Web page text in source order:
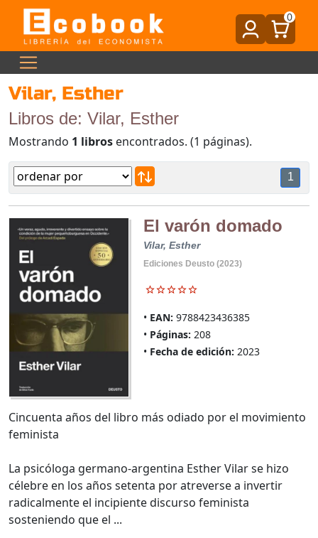
0
Vilar, Esther
Libros de: Vilar, Esther
Mostrando 1 libros encontrados. (1 páginas).
1
El varón domado
Vilar, Esther
Ediciones Deusto (2023)
EAN: 9788423436385
Páginas: 208
Fecha de edición: 2023
Cincuenta años del libro más odiado por el movimiento
feminista
La psicóloga germano-argentina Esther Vilar se hizo
célebre en los años setenta por atreverse a invertir
radicalmente el incipiente discurso feminista
sosteniendo que el ...